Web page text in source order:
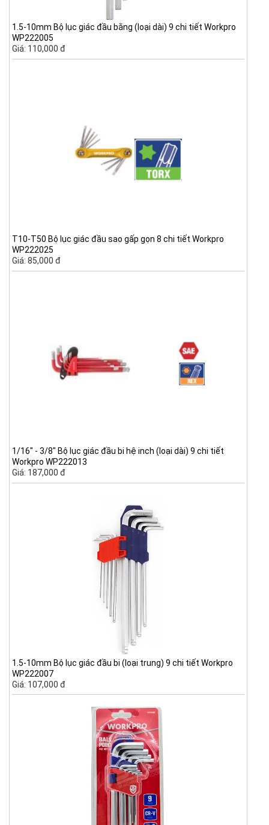
1.5-10mm Bộ lục giác đầu bằng (loại dài) 9 chi tiết Workpro
WP222005
Giá: 110,000 đ
T10-T50 Bộ lục giác đầu sao gấp gọn 8 chi tiết Workpro
WP222025
Giá: 85,000 đ
1/16" - 3/8" Bộ lục giác đầu bi hệ inch (loại dài) 9 chi tiết
Workpro WP222013
Giá: 187,000 đ
1.5-10mm Bộ lục giác đầu bi (loại trung) 9 chi tiết Workpro
WP222007
Giá: 107,000 đ